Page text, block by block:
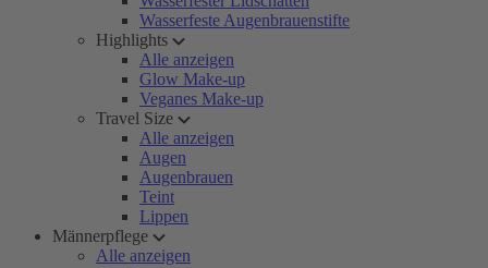
Wasserfeste Augenbrauenstifte
Highlights
Alle anzeigen
Glow Make-up
Veganes Make-up
Travel Size
Alle anzeigen
Augen
Augenbrauen
Teint
Lippen
Männerpflege
Alle anzeigen